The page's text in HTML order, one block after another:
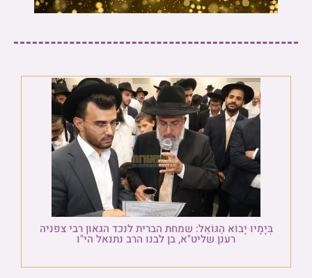
בְּיָמָיו יָבוֹא הַגּוֹאֵל: שמחת הברית לנכד הגאון רבי צפניה
רענן שליט"א, בן לבנו הרב נתנאל הי"ו